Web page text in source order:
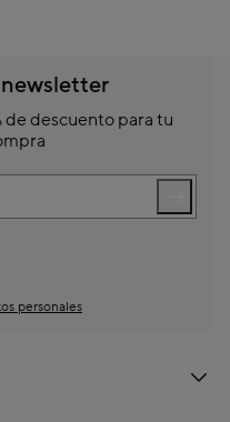
newsletter
de descuento para tu
personales